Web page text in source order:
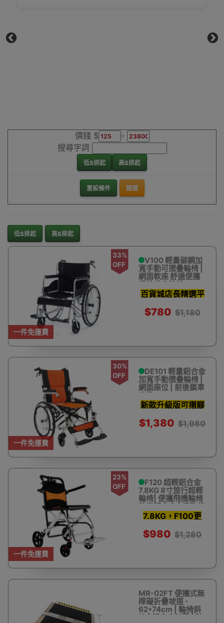
價錢 $
-
搜尋字詞
低$排起 高$排起
重設條件 篩選
低$排起 高$排起
一件免運費
33%
OFF
V100 輕量碳鋼加
寬手動可摺疊輪椅 |
網面軟座 舒適便攜
手推代步輪椅
百貨城店長精選平
$780 $1,180
一件免運費
30%
OFF
DE101 輕量鋁合金
加寬手動摺疊輪椅 |
網面座位 | 前後鎖車
功能
新款升級版可摺腳
鋁合金輪椅，前後
煞車方便照顧者
$1,380 $1,980
一件免運費
23%
OFF
F120 超輕鋁合金
7.8KG 8寸旅行超輕
輪椅| 便攜飛機輪椅
航空鋁合金 | 手動代
步車手推車
7.8KG，F100更
新改良版比舊版更
好用！
$980 $1,280
MR-02FT 便攜式無
障礙折疊坡道 -
62*74cm | 輪椅斜
坡 | 鋁合金材質 | 防